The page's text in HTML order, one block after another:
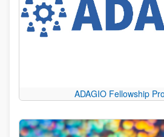
ADAGIO Fellowship